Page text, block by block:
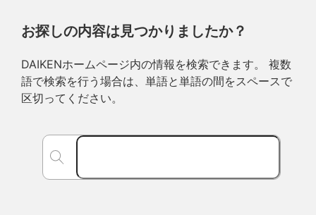
お探しの内容は見つかりましたか？
DAIKENホームページ内の情報を検索できます。 複数
語で検索を行う場合は、単語と単語の間をスペースで
区切ってください。